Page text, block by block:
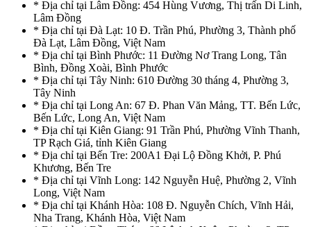
* Địa chỉ tại Lâm Đồng: 454 Hùng Vương, Thị trấn Di Linh,
Lâm Đồng
* Địa chỉ tại Đà Lạt: 10 Đ. Trần Phú, Phường 3, Thành phố
Đà Lạt, Lâm Đồng, Việt Nam
* Địa chỉ tại Bình Phước: 11 Đường Nơ Trang Long, Tân
Bình, Đồng Xoài, Bình Phước
* Địa chỉ tại Tây Ninh: 610 Đường 30 tháng 4, Phường 3,
Tây Ninh
* Địa chỉ tại Long An: 67 Đ. Phan Văn Mảng, TT. Bến Lức,
Bến Lức, Long An, Việt Nam
* Địa chỉ tại Kiên Giang: 91 Trần Phú, Phường Vĩnh Thanh,
TP Rạch Giá, tỉnh Kiên Giang
* Địa chỉ tại Bến Tre: 200A1 Đại Lộ Đồng Khởi, P. Phú
Khương, Bến Tre
* Địa chỉ tại Vĩnh Long: 142 Nguyễn Huệ, Phường 2, Vĩnh
Long, Việt Nam
* Địa chỉ tại Khánh Hòa: 108 Đ. Nguyễn Chích, Vĩnh Hải,
Nha Trang, Khánh Hòa, Việt Nam